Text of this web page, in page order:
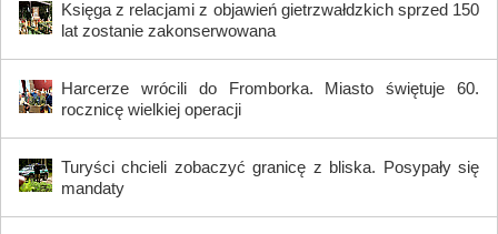
Księga z relacjami z objawień gietrzwałdzkich sprzed 150
lat zostanie zakonserwowana
Harcerze wrócili do Fromborka. Miasto świętuje 60.
rocznicę wielkiej operacji
Turyści chcieli zobaczyć granicę z bliska. Posypały się
mandaty